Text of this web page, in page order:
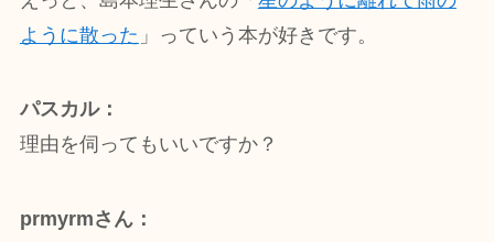
ように散った 」っていう本が好きです。
パスカル：
理由を伺ってもいいですか？
prmyrmさん：